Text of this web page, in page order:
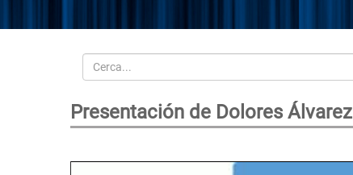
Cerca
Presentación de Dolores Álvarez